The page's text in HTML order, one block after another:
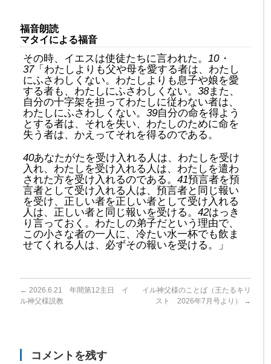
福音朗読
マタイによる福音
その時、イエスは使徒たちに言われた。 10・
37「わたしよりも父や母を愛する者は、わたし
にふさわしくない。わたしよりも息子や娘を愛
する者も、わたしにふさわしくない。38また、
自分の十字架を担ってわたしに従わない者は、
わたしにふさわしくない。39自分の命を得よう
とする者は、それを失い、わたしのために命を
失う者は、かえってそれを得るのである。
40あなたがたを受け入れる人は、わたしを受け
入れ、わたしを受け入れる人は、わたしを遣わ
された方を受け入れるのである。41預言者を預
言者として受け入れる人は、預言者と同じ報い
を受け、正しい者を正しい者として受け入れる
人は、正しい者と同じ報いを受ける。42はっき
り言っておく。わたしの弟子だという理由で、
この小さな者の一人に、冷たい水一杯でも飲ま
せてくれる人は、必ずその報いを受ける。」
← 2026.6.21 年間第12主日 イ
ル神父様説教
イル神父様のことば（王たるキリ
スト 2026年7月号より）
→
コメントを残す